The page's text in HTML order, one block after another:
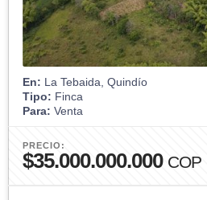
En: La Tebaida, Quindío
Tipo: Finca
Para: Venta
PRECIO:
$35.000.000.000 COP